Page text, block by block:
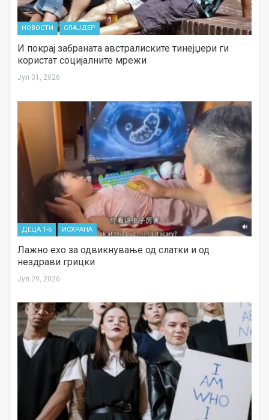
НОВОСТИ СЛАЈДЕР
И покрај забраната австралиските тинејџери ги
користат социјалните мрежи
Јул 31, 2026
ДЕЦА 1-6 ИСХРАНА
Лажно ехо за одвикнување од слатки и од
нездрави грицки
Јул 29, 2026